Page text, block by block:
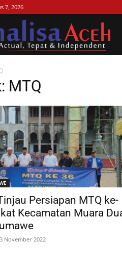
7, 2026
MTQ
Persiapan MTQ ke-
Kecamatan Muara
3 November 2022